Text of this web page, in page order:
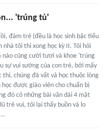
'trúng tủ'
đám trẻ (đều là học sinh bậc tiểu
nhà tôi thi xong học kỳ II. Tôi hỏi
cũng cười tươi và khoe 'trúng
sự vui sướng của con trẻ, bởi mấy
chúng đã vất vả học thuộc lòng
học được giáo viên cho chuẩn bị
đó có những bài văn dài 4 mặt
trẻ vui, tôi lại thấy buồn và lo